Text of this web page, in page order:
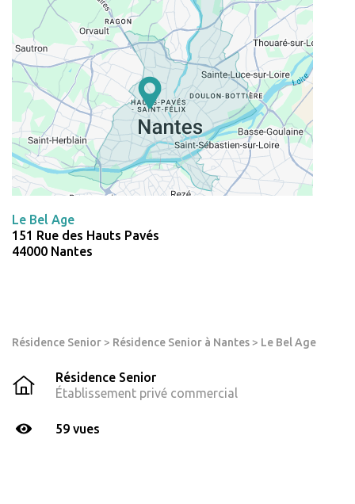
Résidence Senior > Résidence Senior à Nantes > Le Bel Age
Résidence Senior
Établissement privé commercial
59 vues
Le Bel Age
151 Rue des Hauts Pavés
44000 Nantes